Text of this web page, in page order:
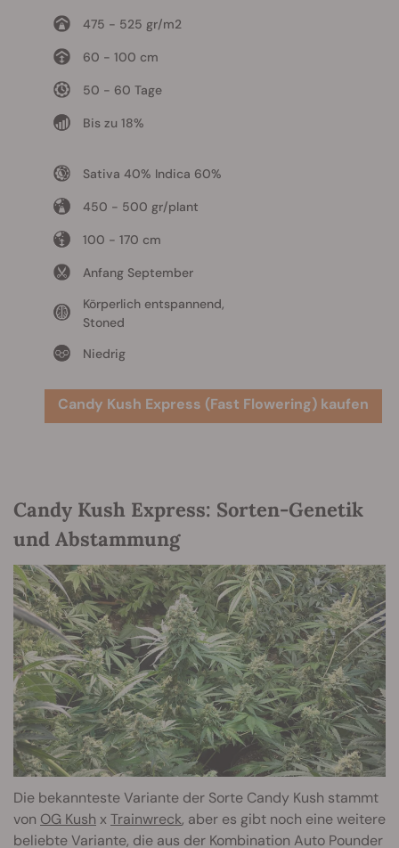
475 - 525 gr/m2
60 - 100 cm
50 - 60 Tage
Bis zu 18%
Sativa 40% Indica 60%
450 - 500 gr/plant
100 - 170 cm
Anfang September
Körperlich entspannend,
Stoned
Niedrig
Candy Kush Express (Fast Flowering) kaufen
Candy Kush Express: Sorten-Genetik
und Abstammung
Die bekannteste Variante der Sorte Candy Kush stammt
von OG Kush x Trainwreck, aber es gibt noch eine weitere
beliebte Variante, die aus der Kombination Auto Pounder